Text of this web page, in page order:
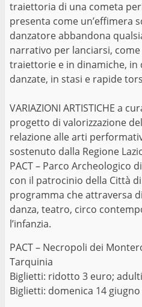
traiettoria di una cometa
presenta come un’effimera
danzatore abbandona
narrativo per lanciarsi,
traiettorie e in dinamiche, in
danzate, in stasi e rapide
VARIAZIONI ARTISTICHE a
progetto di valorizzazione
relazione alle arti
sostenuto dalla Regione
PACT – Parco Archeologico
con il patrocinio della Città
programma che attraversa
danza, teatro, circo
l’infanzia.
PACT – Necropoli dei
Tarquinia
Biglietti: ridotto 3 euro;
Biglietti: domenica 14